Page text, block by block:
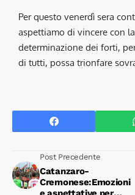
Per questo venerdì sera
aspettiamo di vincere con
determinazione dei forti,
di tutti, possa trionfare
Post Precedente
Catanzaro-
Cremonese:Emozioni